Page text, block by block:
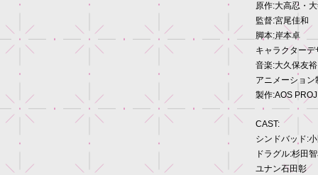
原作:大高忍・
監督:宮尾佳和
脚本:岸本卓
キャラクター
音楽:大久保友裕
アニメーショ
製作:AOS
CAST:
シンドバッド:
ドラグル:杉田
ユナン石田彰